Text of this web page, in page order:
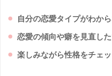
自分の恋愛タイプがわか
恋愛の傾向や癖を見直し
楽しみながら性格をチェ